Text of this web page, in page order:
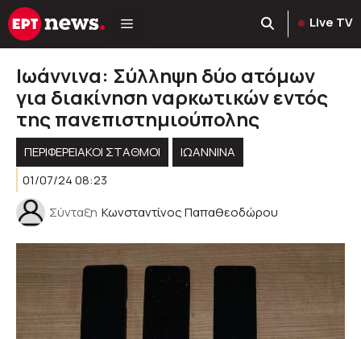
Μετάβαση
σε
Live TV
Ιωάννινα: Σύλληψη δύο ατόμων
για διακίνηση ναρκωτικών εντός
της πανεπιστημιούπολης
ΠΕΡΙΦΕΡΕΙΑΚΟΊ ΣΤΑΘΜΟΊ
ΙΩΑΝΝΙΝΑ
01/07/24 08:23
Σύνταξη Κωνσταντίνος Παπαθεοδώρου